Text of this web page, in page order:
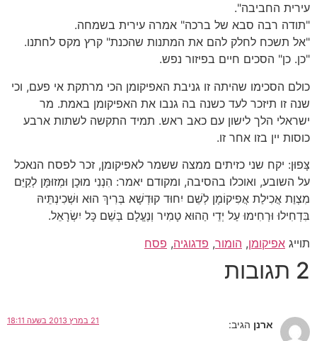
עירית החביבה".
"תודה רבה סבא של ברכה" אמרה עירית בשמחה.
"אל תשכח לחלק להם את המתנות שהכנת" קרץ מקס לחתנו.
"כן. כן" הסכים חיים בפיזור נפש.
כולם הסכימו שהיתה זו גניבת האפיקומן הכי מרתקת אי פעם, וכי
שנה זו תיזכר לעד כשנה בה גנבו את האפיקומן באמת. מר
ישראלי הלך לישון עם כאב ראש. תמיד התקשה לשתות ארבע
כוסות יין בזו אחר זו.
צָּפוּן: יקח שני כזיתים ממצה ששמר לאפיקומן, זכר לפסח הנאכל
על השובע, ואוכלו בהסיבה, ומקודם יאמר: הִנְנִי מוּכָן וּמְזוּמָּן לְקַיֵּם
מִצְוַת אֲכִילַת אֲפִיקוֹמָן לְשֵׁם יִחוּד קוּדְשָׁא בְּרִיךְ הוּא וּשְׁכִינְתֵּיהּ
בִּדְחִילוּ וּרְחִימוּ עַל יְדֵי הַהוּא טָמִיר וְנֶעֱלָם בְּשֵׁם כָּל יִשְׂרָאֵל.
תוייג אפיקומן, הומור, פדגוגיה, פסח
2 תגובות
ארנן הגיב: 21 במרץ 2013 בשעה 18:11